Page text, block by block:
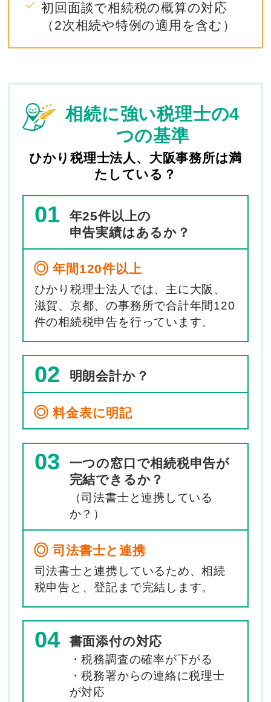
初回面談で相続税の概算の対応
（2次相続や特例の適用を含む）
相続に強い税理士の4
つの基準
ひかり税理士法人、大阪事務所は満
たしている？
01
年25件以上の
申告実績はあるか？
年間120件以上
ひかり税理士法人では、主に大阪、
滋賀、京都、の事務所で合計年間120
件の相続税申告を行っています。
02 明朗会計か？
料金表に明記
03
一つの窓口で相続税申告が
完結できるか？
（司法書士と連携している
か？）
司法書士と連携
司法書士と連携しているため、相続
税申告と、登記まで完結します。
04 書面添付の対応
・税務調査の確率が下がる
・税務署からの連絡に税理士
が対応